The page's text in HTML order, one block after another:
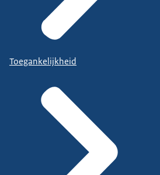
Toegankelijkheid